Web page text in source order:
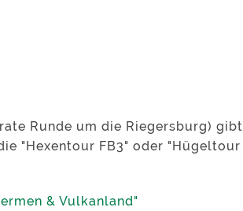
Runde um die Riegersburg) gibt
"Hexentour FB3" oder "Hügeltour
& Vulkanland"